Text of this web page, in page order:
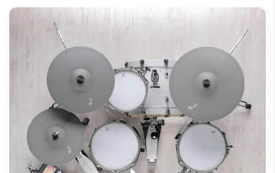
Floor Tom: EFD-T1212, 12 x 12",
Birkenkessel, Kopf/Rand-Zonen, Multi-
Sensor
Hi-hat: EFD-H14, 14" oben/unten,
Bogen/Kante/Tasse-Zonen, Multi-
optische Erfassung, Tru-Motion-
Technologie (Tassenzone nicht
unterstützt im EFNote 5 Modul)
Crash: EFD-C16, 16", Bogen/Kante/Tasse-
Zonen, Multi-Sensor mit Dämpfung
Ride cymbal Pad (EFD-C18)
Splash cymbal Pad (EFD-C08)
Tom-Halterarm
Splash cymbal Befestigungsarm
Soundmodul-Arm mit Smartphone-
Halterung
Breakout-Kabel (EFD-MULTI-A5 und
EFD-MULTI-B5)
Trigger-Kabel, 3,0 m (EFD-TRS-LL3)
Kabelbinder